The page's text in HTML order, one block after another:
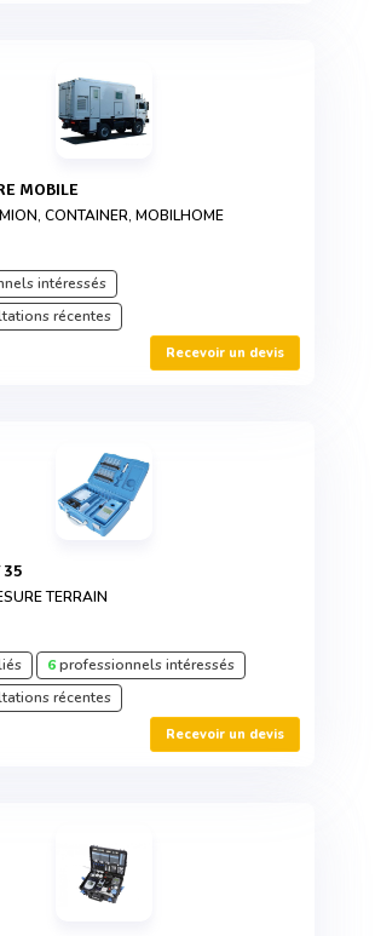
MOBILE
CONTAINER, MOBILHOME
intéressés
récentes
Recevoir un devis
35
TERRAIN
6professionnels intéressés
récentes
Recevoir un devis